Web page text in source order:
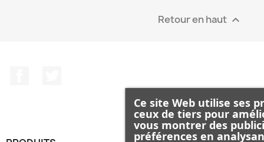
Ce site Web utilise ses
ceux de tiers pour
vous montrer des
préférences en
Retour en haut 